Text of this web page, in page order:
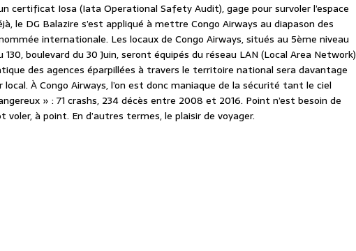
certificat Iosa (Iata Operational Safety Audit), gage pour survoler l’espace
le DG Balazire s’est appliqué à mettre Congo Airways au diapason des
internationale. Les locaux de Congo Airways, situés au 5ème niveau
130, boulevard du 30 Juin, seront équipés du réseau LAN (Local Area Network)
des agences éparpillées à travers le territoire national sera davantage
À Congo Airways, l’on est donc maniaque de la sécurité tant le ciel
» : 71 crashs, 234 décès entre 2008 et 2016. Point n’est besoin de
à point. En d’autres termes, le plaisir de voyager.